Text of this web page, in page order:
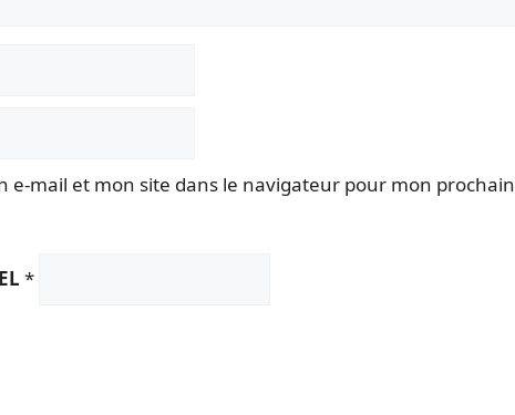
e-mail et mon site dans le navigateur pour mon prochain
*